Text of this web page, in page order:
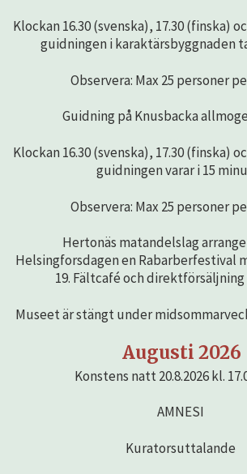
Klockan 16.30 (svenska), 17.30 (finska)
guidningen i karaktärsbyggnaden
Observera: Max 25 personer
Guidning på Knusbacka
Klockan 16.30 (svenska), 17.30 (finska)
guidningen varar i 15
Observera: Max 25 personer
Hertonäs matandelslag
Helsingforsdagen en Rabarberfestival
19. Fältcafé och direktförsäljning
Museet är stängt under
Augusti 2026
Konstens natt 20.8.2026 kl.
AMNESI
Kuratorsuttalande